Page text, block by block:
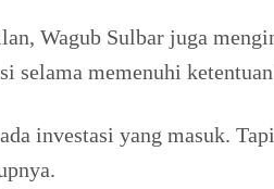
Wagub Sulbar juga
selama memenuhi
investasi yang masuk.